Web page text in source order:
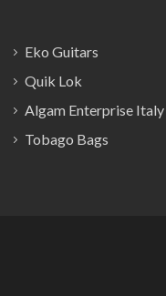
Eko Guitars
Quik Lok
Algam Enterprise Italy
Tobago Bags